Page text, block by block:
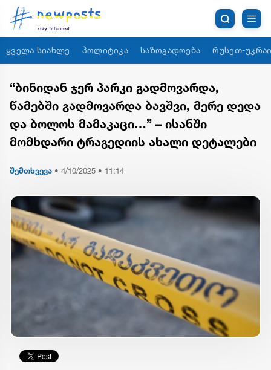
ყველა სიახლე პოლიტიკა საზოგადოება რუსეთ-
“ბინიდან ჯერ პარკი გადმოვარდა,
წამებში გადმოვარდა ბავშვი, მერე დედა
და ბოლოს მამაკაცი…” – ისანში
მომხდარი ტრაგედიის ახალი დეტალები
შემთხვევა • 4/10/2025 • 11:14